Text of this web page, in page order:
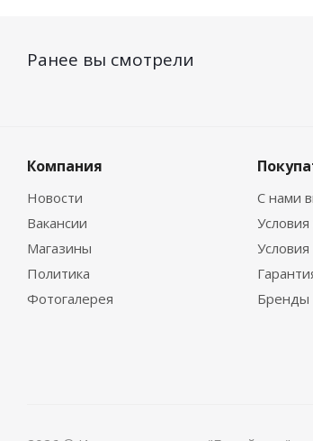
Ранее вы смотрели
Компания
Новости
Вакансии
Магазины
Политика
Фотогалерея
С нами
Условия
Бренды